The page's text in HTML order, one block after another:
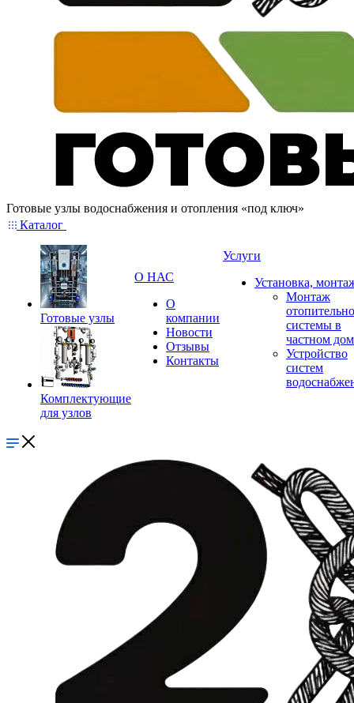
Готовые узлы водоснабжения и отопления «под ключ»
Каталог
Готовые узлы
Комплектующие
для узлов
О НАС
О
компании
Новости
Отзывы
Контакты
Услуги
Установка,
Монтаж
системы в
частном
Устройство
систем